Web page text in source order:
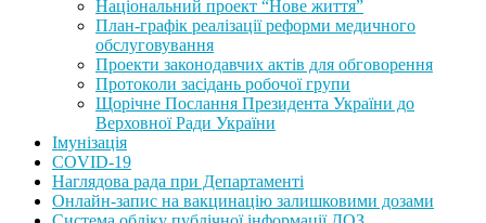
Національний проект “Нове життя”
План-графік реалізації реформи медичного
обслуговування
Проекти законодавчих актів для обговорення
Протоколи засідань робочої групи
Щорічне Послання Президента України до
Верховної Ради України
Імунізація
COVID-19
Наглядова рада при Департаменті
Онлайн-запис на вакцинацію залишковими дозами